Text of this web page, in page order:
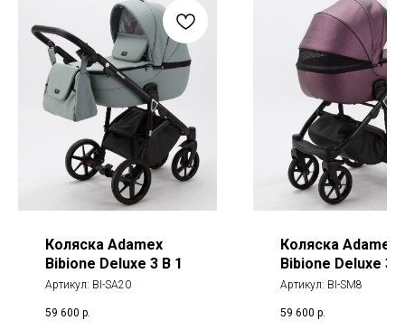
Коляска Adamex
Bibione Deluxe 3 В 1
Артикул: BI-SA20
59 600 р.
Коляска Adamex
Bibione Deluxe 3
Артикул: BI-SM8
59 600 р.